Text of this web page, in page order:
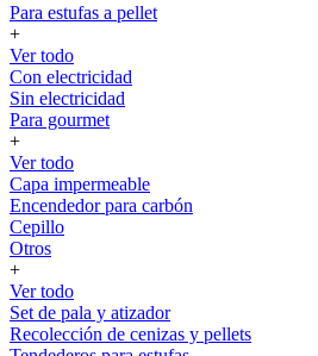
Para estufas a pellet
+
Ver todo
Con electricidad
Sin electricidad
Para gourmet
+
Ver todo
Capa impermeable
Encendedor para carbón
Cepillo
Otros
+
Ver todo
Set de pala y atizador
Recolección de cenizas y pellets